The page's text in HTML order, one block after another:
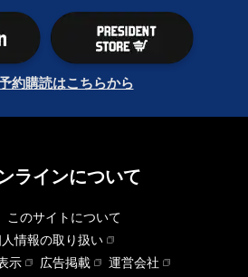
約購読はこちらから
ラインについて
このサイトについて
情報の取り扱い
示
広告掲載
運営会社